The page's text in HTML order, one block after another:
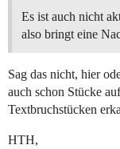
Es ist auch nicht
also bringt eine
Sag das nicht, hier
auch schon Stücke
Textbruchstücken
HTH,